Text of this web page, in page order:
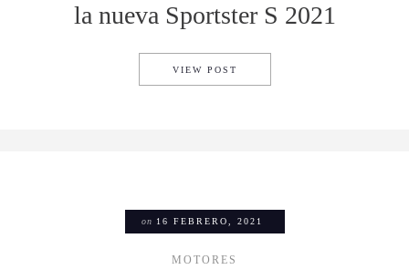
la nueva Sportster S 2021
VIEW POST
on 16 FEBRERO, 2021
MOTORES